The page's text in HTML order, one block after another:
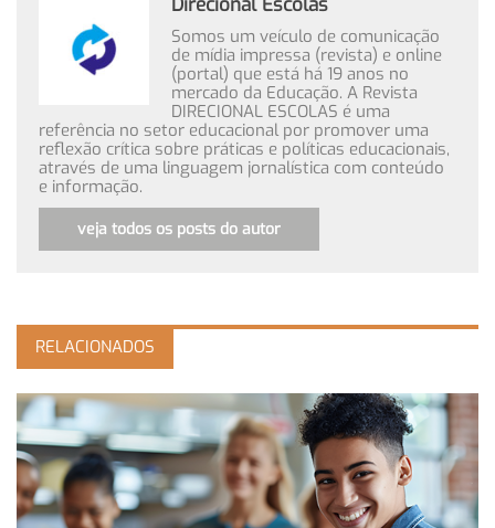
Somos um veículo de comunicação
de mídia impressa (revista) e online
(portal) que está há 19 anos no
mercado da Educação. A Revista
DIRECIONAL ESCOLAS é uma
referência no setor educacional por promover uma
reflexão crítica sobre práticas e políticas educacionais,
através de uma linguagem jornalística com conteúdo
e informação.
veja todos os posts do autor
RELACIONADOS